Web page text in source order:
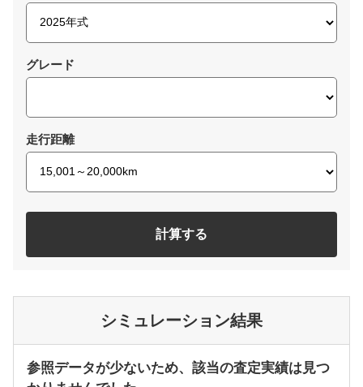
グレード
走行距離
計算する
シミュレーション結果
参照データが少ないため、該当の査定実績は見つ